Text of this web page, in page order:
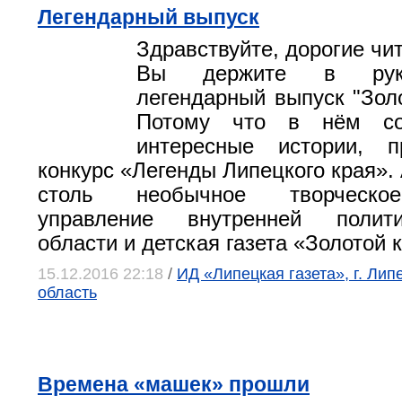
Легендарный выпуск
Здравствуйте, дорогие
Вы держите в
легендарный выпуск
Потому что в нём
интересные истории,
конкурс «Легенды Липецкого
столь необычное
управление внутренней
области и детская газета «Золотой
15.12.2016 22:18 / ИД «Липецкая газета», г.
область
Времена «машек» прошли